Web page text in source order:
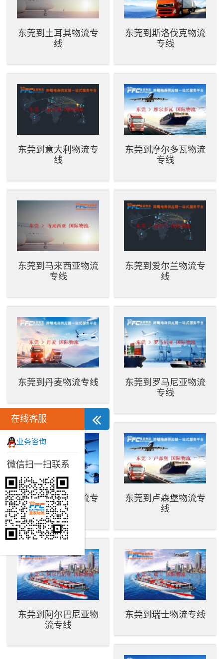
东莞到土耳其物流专
线
东莞到斯洛伐克物流
专线
东莞到意大利物流专
线
东莞到摩尔多瓦物流
专线
东莞到马来西亚物流
专线
东莞到爱尔兰物流专
线
东莞到丹麦物流专线
东莞到罗马尼亚物流
专线
东莞到立陶宛物流专
线
东莞到卢森堡物流专
线
东莞到阿尔巴尼亚物
流专线
东莞到瑞士物流专线
在线客服
业务咨询
微信扫一扫联系